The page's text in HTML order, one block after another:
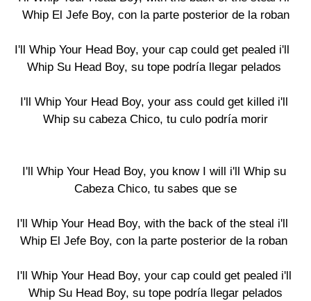
Whip El Jefe Boy, con la parte posterior de la roban
I'll Whip Your Head Boy, your cap could get pealed i'll
Whip Su Head Boy, su tope podría llegar pelados
I'll Whip Your Head Boy, your ass could get killed i'll
Whip su cabeza Chico, tu culo podría morir
I'll Whip Your Head Boy, you know I will i'll Whip su
Cabeza Chico, tu sabes que se
I'll Whip Your Head Boy, with the back of the steal i'll
Whip El Jefe Boy, con la parte posterior de la roban
I'll Whip Your Head Boy, your cap could get pealed i'll
Whip Su Head Boy, su tope podría llegar pelados